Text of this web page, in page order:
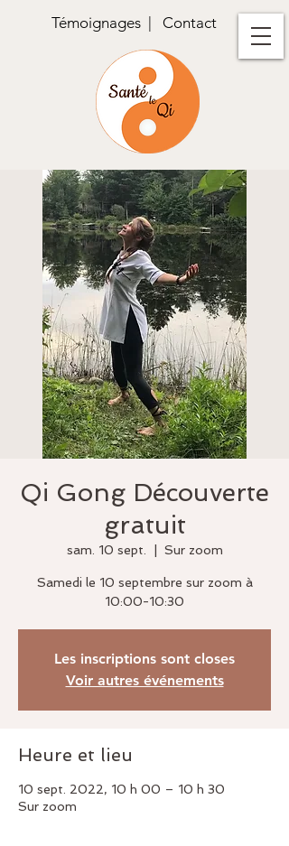
Témoignages Contact
Qi Gong Découverte
gratuit
sam. 10 sept. Sur zoom
Samedi le 10 septembre sur zoom à
10:00-10:30
Les inscriptions sont closes
Voir autres événements
Heure et lieu
10 sept. 2022, 10 h 00 – 10 h 30
Sur zoom